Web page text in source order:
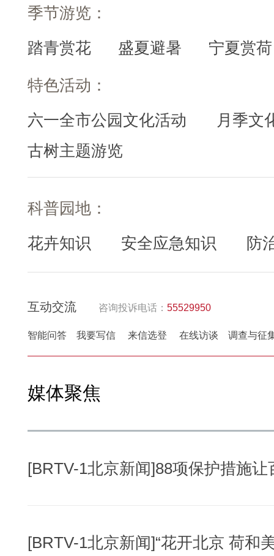
季节游览：
踏青赏花
盛夏避暑 宁夏赏荷
特色活动：
六一全市公园文化活动
月季文
古树主题游览
科普园地：
花卉知识
安全应急知识 防
互动交流 咨询投诉电话： 55529950
智能问答 我要写信 来信选登 在线访谈 调查与征
媒体聚焦